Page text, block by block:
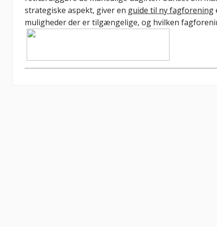
strategiske aspekt, giver en guide til ny fagforening
muligheder der er tilgængelige, og hvilken